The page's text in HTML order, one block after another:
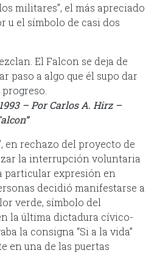
militares”, el más apreciado
u el símbolo de casi dos
El Falcon se deja de
paso a algo que él supo dar
– Por Carlos A. Hirz –
en rechazo del proyecto de
la interrupción voluntaria
particular expresión en
decidió manifestarse a
verde, símbolo del
la última dictadura cívico-
la consigna “Si a la vida”
en una de las puertas